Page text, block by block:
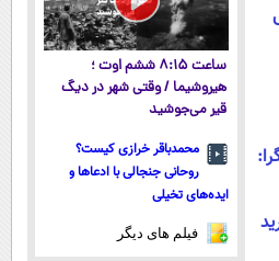
ساعت ۸:۱۵ ششم اوت ؛
هیروشیما / وقتی شهر در دیگ
قیر می‌جوشید
محمدباقر خرازی کیست؟
روحانی جنجالی با ادعاها و
ایده‌های تخیلی
فیلم های دیگر